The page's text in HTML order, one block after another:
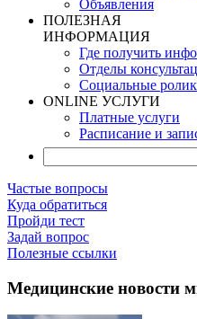
Объявления
ПОЛЕЗНАЯ
ИНФОРМАЦИЯ
Где получить
Отделы
Социальные
ONLINE УСЛУГИ
Платные услуги
Расписание и
Частые вопросы
Куда обратиться
Пройди тест
Задай вопрос
Полезные ссылки
Медицинские новости